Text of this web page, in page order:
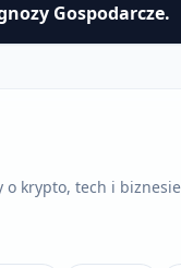
Gospodarcze.
o krypto, tech i